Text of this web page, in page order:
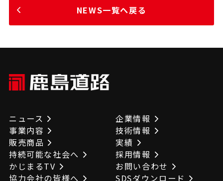
NEWS一覧へ戻る
ニュース
企業情報
事業内容
技術情報
販売商品
実績
持続可能な社会へ
採用情報
かじまるTV
お問い合わせ
協力会社の皆様へ
SDSダウンロード